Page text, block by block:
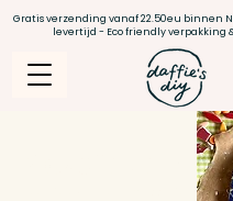
Gratis verzending vanaf 22.50eu binnen
levertijd - Eco friendly verpakking